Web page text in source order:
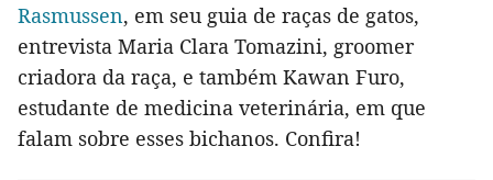
Rasmussen, em seu guia de raças de gatos,
entrevista Maria Clara Tomazini, groomer
criadora da raça, e também Kawan Furo,
estudante de medicina veterinária, em que
falam sobre esses bichanos. Confira!